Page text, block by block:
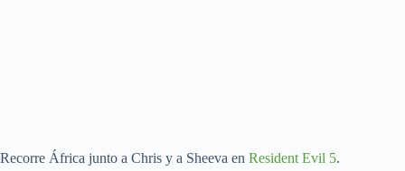
Recorre África junto a Chris y a Sheeva en Resident Evil 5.